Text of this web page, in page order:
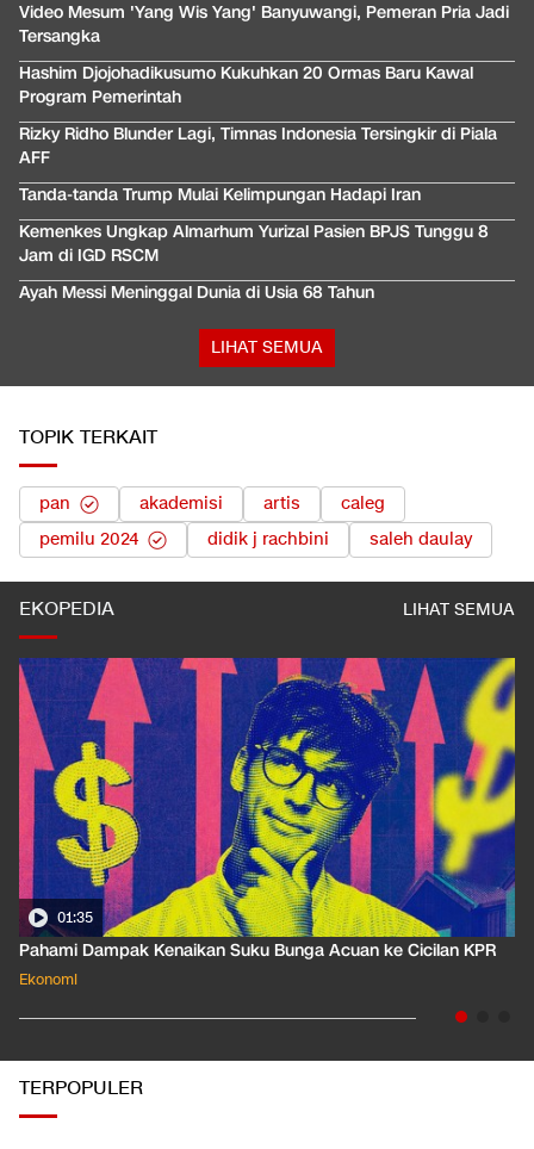
Video Mesum 'Yang Wis Yang' Banyuwangi, Pemeran Pria Jadi
Tersangka
Hashim Djojohadikusumo Kukuhkan 20 Ormas Baru Kawal
Program Pemerintah
Rizky Ridho Blunder Lagi, Timnas Indonesia Tersingkir di Piala
AFF
Tanda-tanda Trump Mulai Kelimpungan Hadapi Iran
Kemenkes Ungkap Almarhum Yurizal Pasien BPJS Tunggu 8
Jam di IGD RSCM
Ayah Messi Meninggal Dunia di Usia 68 Tahun
LIHAT SEMUA
TOPIK TERKAIT
pan akademisi artis
caleg
pemilu 2024
didik j rachbini saleh daulay
EKOPEDIA LIHAT SEMUA
01:35
Pahami Dampak Kenaikan Suku Bunga Acuan ke Cicilan KPR
Ekonomi
TERPOPULER